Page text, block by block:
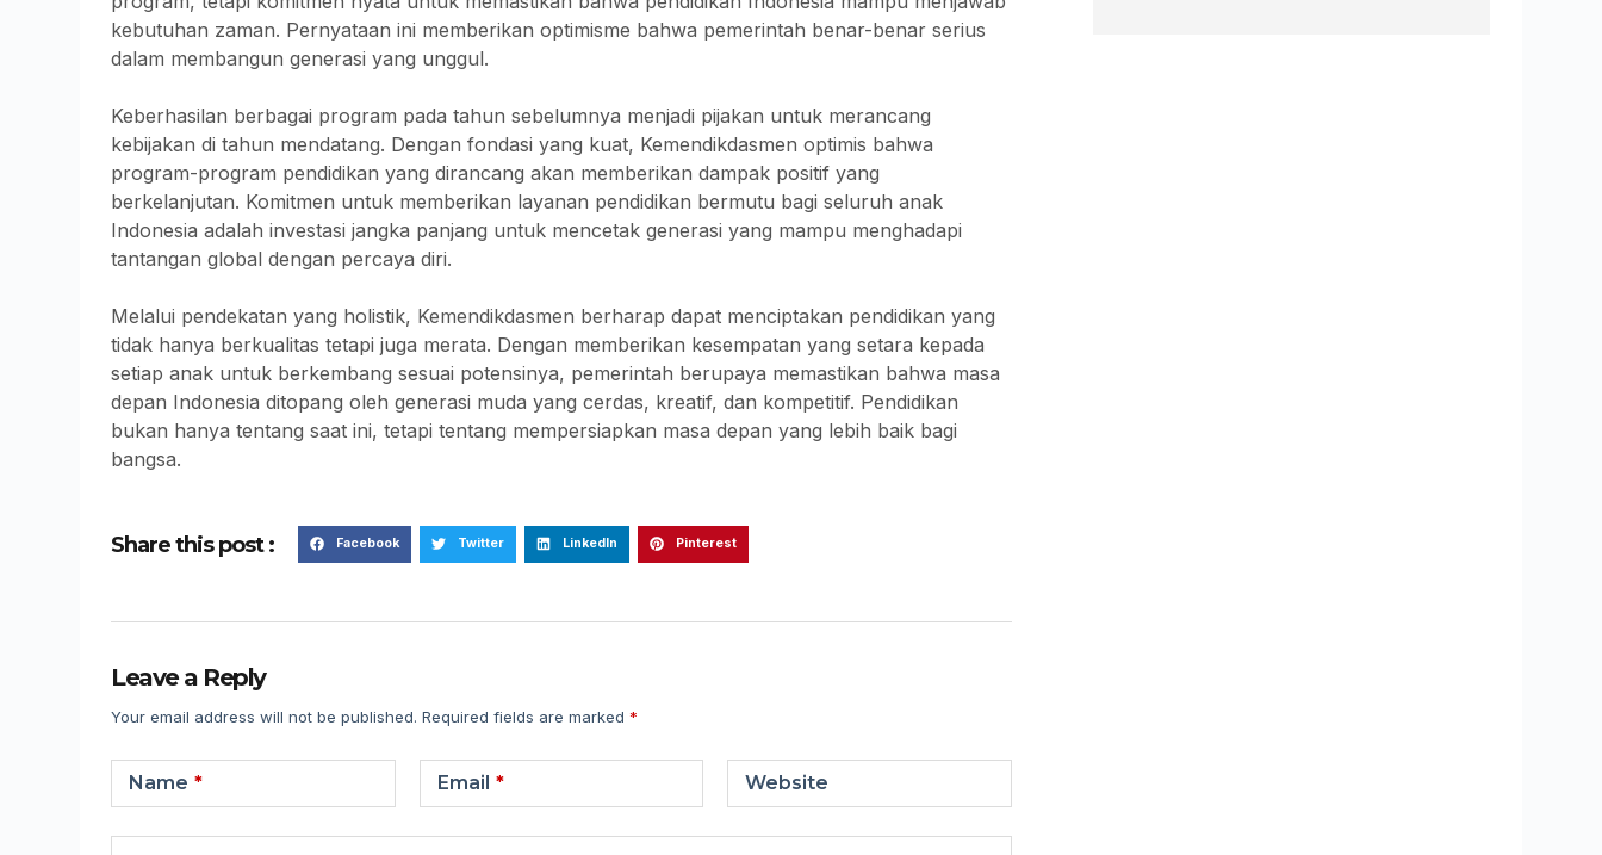
kebutuhan zaman. Pernyataan ini memberikan optimisme bahwa pemerintah benar-benar serius
dalam membangun generasi yang unggul.
Keberhasilan berbagai program pada tahun sebelumnya menjadi pijakan untuk merancang
kebijakan di tahun mendatang. Dengan fondasi yang kuat, Kemendikdasmen optimis bahwa
program-program pendidikan yang dirancang akan memberikan dampak positif yang
berkelanjutan. Komitmen untuk memberikan layanan pendidikan bermutu bagi seluruh anak
Indonesia adalah investasi jangka panjang untuk mencetak generasi yang mampu menghadapi
tantangan global dengan percaya diri.
Melalui pendekatan yang holistik, Kemendikdasmen berharap dapat menciptakan pendidikan yang
tidak hanya berkualitas tetapi juga merata. Dengan memberikan kesempatan yang setara kepada
setiap anak untuk berkembang sesuai potensinya, pemerintah berupaya memastikan bahwa masa
depan Indonesia ditopang oleh generasi muda yang cerdas, kreatif, dan kompetitif. Pendidikan
bukan hanya tentang saat ini, tetapi tentang mempersiapkan masa depan yang lebih baik bagi
bangsa.
Share this post : Facebook Twitter LinkedIn Pinterest
Leave a Reply
Your email address will not be published. Required fields are marked *
Name * Email * Website